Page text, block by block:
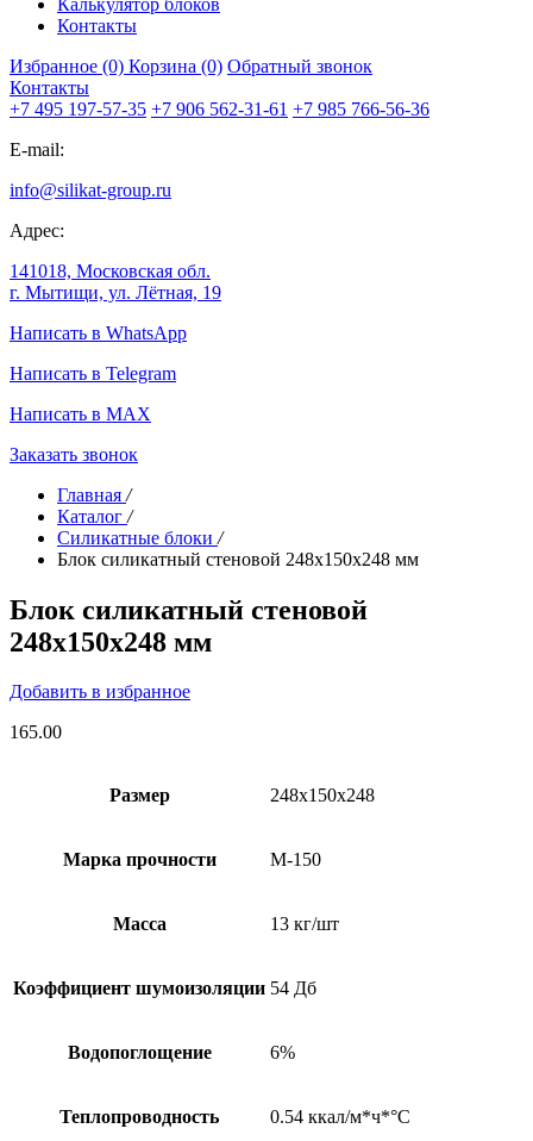
Контакты
Избранное (0) Корзина (0) Обратный звонок
Контакты
+7 495 197-57-35 +7 906 562-31-61 +7 985 766-56-36
E-mail:
info@silikat-group.ru
Адрес:
141018, Московская обл.
г. Мытищи, ул. Лётная, 19
Написать в WhatsApp
Написать в Telegram
Написать в MAX
Заказать звонок
Главная /
Каталог /
Силикатные блоки /
Блок силикатный стеновой 248х150х248 мм
Блок силикатный стеновой
248х150х248 мм
Добавить в избранное
165.00
Размер 248x150x248
Марка прочности М-150
Масса 13 кг/шт
Коэффициент шумоизоляции 54 Дб
Водопоглощение 6%
Теплопроводность 0.54 ккал/м*ч*°C